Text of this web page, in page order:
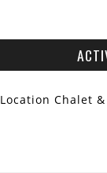
Location Chalet